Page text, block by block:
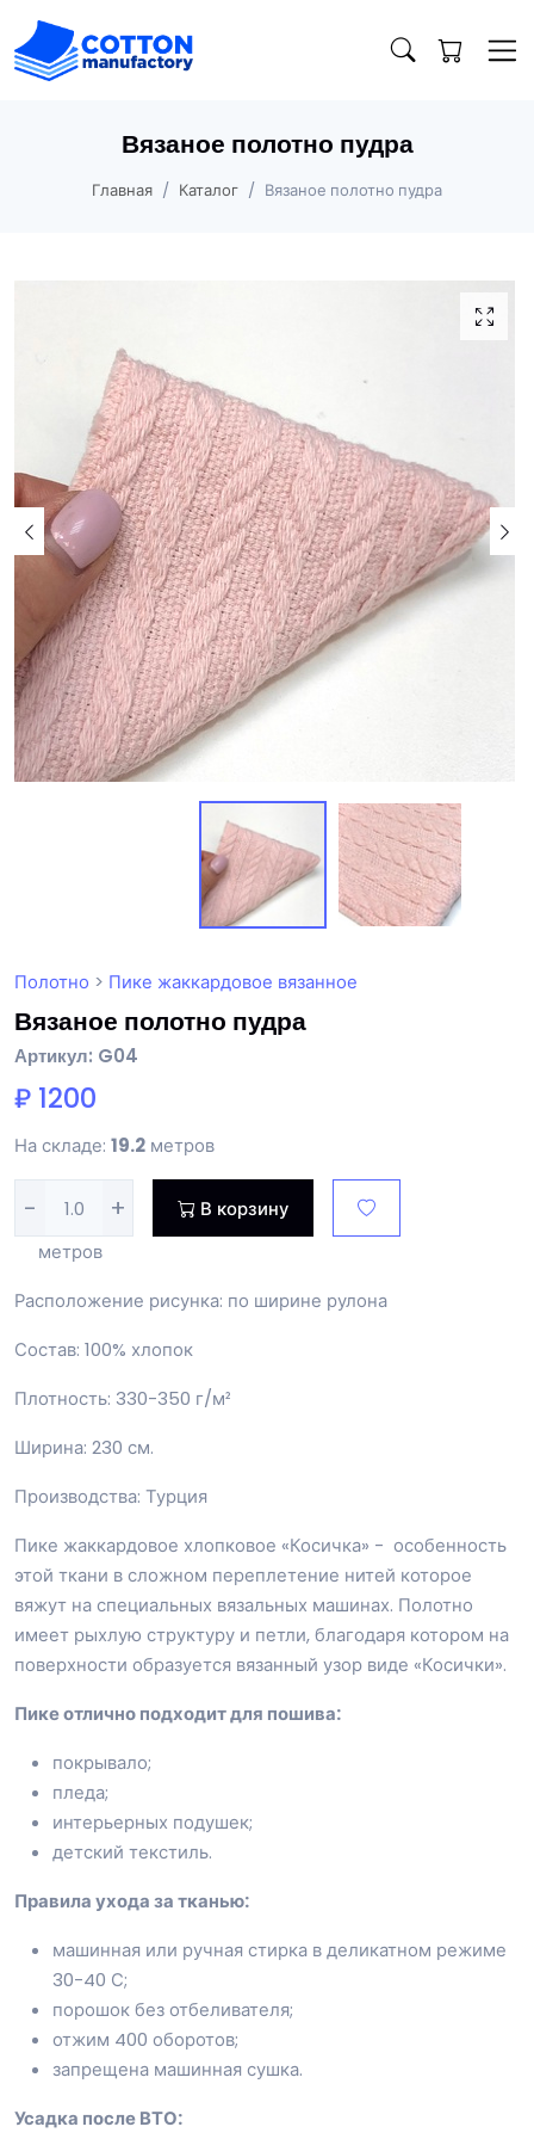
Вязаное полотно пудра
Главная Каталог Вязаное полотно пудра
Полотно > Пике жаккардовое вязанное
Вязаное полотно пудра
Артикул: G04
₽ 1200
На складе: 19.2 метров
- +
В корзину
метров
Расположение рисунка: по ширине рулона
Состав: 100% хлопок
Плотность: 330-350 г/м²
Ширина: 230 см.
Производства: Турция
Пике жаккардовое хлопковое «Косичка» - особенность
этой ткани в сложном переплетение нитей которое
вяжут на специальных вязальных машинах. Полотно
имеет рыхлую структуру и петли, благодаря котором на
поверхности образуется вязанный узор виде «Косички».
Пике отлично подходит для пошива:
покрывало;
пледа;
интерьерных подушек;
детский текстиль.
Правила ухода за тканью:
машинная или ручная стирка в деликатном режиме
30-40 С;
порошок без отбеливателя;
отжим 400 оборотов;
запрещена машинная сушка.
Усадка после ВТО: